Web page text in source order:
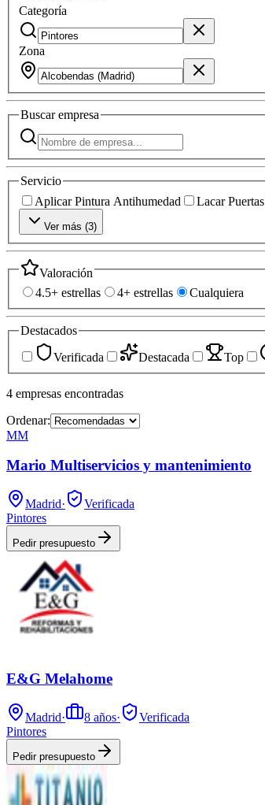
Categoría
Zona
Buscarempresa
Servicio
Aplicar Pintura Antihumedad
Lacar Puertas
Ver más (3)
Valoración
4.5+ estrellas
4+ estrellas Cualquiera
Destacados
Verificada
Destacada Top
4 empresas encontradas
Ordenar:
MM
Mario Multiservicios y mantenimiento
Madrid·
Verificada
Pintores
Pedir presupuesto
E&G Melahome
Madrid· 8 años·
Verificada
Pintores
Pedir presupuesto